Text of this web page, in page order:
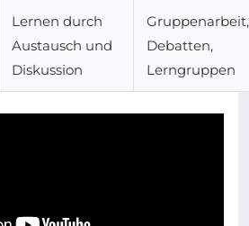
Lernen durch
Austausch und
Diskussion
Gruppenarbeit,
Debatten,
Lerngruppen